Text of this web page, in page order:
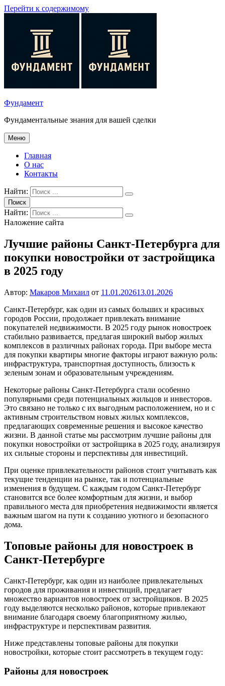
Перейти к содержимому
Фундамент
Фундаментальные знания для вашей сделки
Меню
Главная
О нас
Контакты
Найти:
Поиск
Найти:
Наложение сайта
Лучшие районы Санкт-Петербурга для
покупки новостройки от застройщика
в 2025 году
Автор: Макаров Михаил от 11.01.202613.01.2026
Санкт-Петербург, как один из самых больших и красивых
городов России, продолжает привлекать внимание
покупателей недвижимости. В 2025 году рынок новостроек
стабильно развивается, предлагая широкий выбор жилых
комплексов в различных районах города. При выборе места
для покупки квартиры многие факторы играют важную роль:
инфраструктура, транспортная доступность, близость к
зеленым зонам и образовательным учреждениям.
Некоторые районы Санкт-Петербурга стали особенно
популярными среди потенциальных жильцов и инвесторов.
Это связано не только с их выгодным расположением, но и с
активным строительством новых жилых комплексов,
предлагающих современные решения и высокое качество
жизни. В данной статье мы рассмотрим лучшие районы для
покупки новостройки от застройщика в 2025 году, анализируя
их сильные стороны и перспективы для инвестиций.
При оценке привлекательности районов стоит учитывать как
текущие тенденции на рынке, так и потенциальные
изменения в будущем. С каждым годом Санкт-Петербург
становится все более комфортным для жизни, и выбор
правильного места для приобретения недвижимости является
важным шагом на пути к созданию уютного и безопасного
дома.
Топовые районы для новостроек в
Санкт-Петербурге
Санкт-Петербург, как один из наиболее привлекательных
городов для проживания и инвестиций, предлагает
множество вариантов новостроек от застройщиков. В 2025
году выделяются несколько районов, которые привлекают
внимание благодаря своему благоприятному жилью,
инфраструктуре и перспективам развития.
Ниже представлены топовые районы для покупки
новостройки, которые стоит рассмотреть в текущем году:
Районы для новостроек